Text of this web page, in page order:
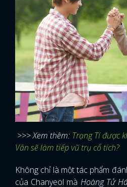
>>> Xem thêm: Trạng Tí được
Vân sẽ làm tiếp vũ trụ cổ tích?
Không chỉ là một tác phẩm
của Chanyeol mà Hoàng Tử